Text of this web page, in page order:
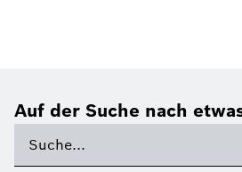
Auf der Suche nach